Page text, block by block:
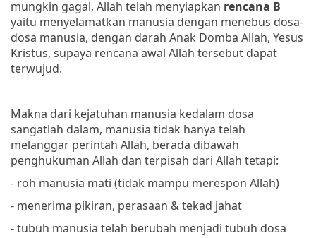
mungkin gagal, Allah telah menyiapkan rencana B
yaitu menyelamatkan manusia dengan menebus dosa-
dosa manusia, dengan darah Anak Domba Allah, Yesus
Kristus, supaya rencana awal Allah tersebut dapat
terwujud.
Makna dari kejatuhan manusia kedalam dosa
sangatlah dalam, manusia tidak hanya telah
melanggar perintah Allah, berada dibawah
penghukuman Allah dan terpisah dari Allah tetapi:
- roh manusia mati (tidak mampu merespon Allah)
- menerima pikiran, perasaan & tekad jahat
- tubuh manusia telah berubah menjadi tubuh dosa